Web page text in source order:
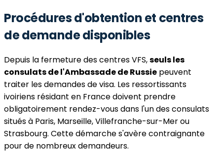
Procédures d'obtention et centres
de demande disponibles
Depuis la fermeture des centres VFS,seuls les
consulats de l'Ambassade de Russie peuvent
traiter les demandes de visa. Les ressortissants
ivoiriens résidant en France doivent prendre
obligatoirement rendez-vous dans l'un des consulats
situés à Paris, Marseille, Villefranche-sur-Mer ou
Strasbourg. Cette démarche s'avère contraignante
pour de nombreux demandeurs.